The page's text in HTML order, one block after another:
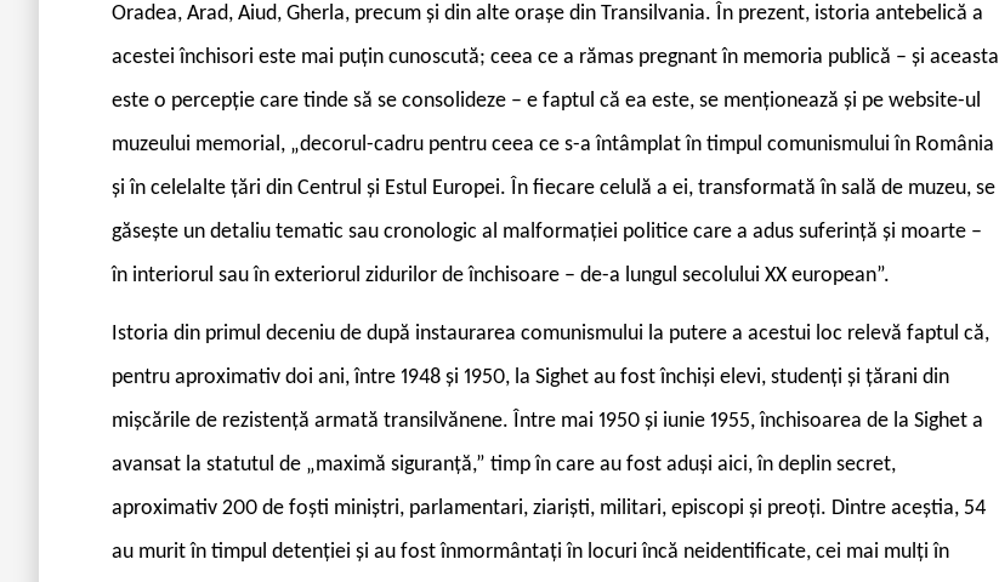
Oradea, Arad, Aiud, Gherla, precum și din alte orașe din Transilvania. În prezent, istoria antebelică a
acestei închisori este mai puțin cunoscută; ceea ce a rămas pregnant în memoria publică – și aceasta
este o percepție care tinde să se consolideze – e faptul că ea este, se menționează și pe website-ul
muzeului memorial, „decorul-cadru pentru ceea ce s-a întâmplat în timpul comunismului în România
și în celelalte țări din Centrul și Estul Europei. În fiecare celulă a ei, transformată în sală de muzeu, se
găsește un detaliu tematic sau cronologic al malformației politice care a adus suferință și moarte –
în interiorul sau în exteriorul zidurilor de închisoare – de-a lungul secolului XX european”.
Istoria din primul deceniu de după instaurarea comunismului la putere a acestui loc relevă faptul că,
pentru aproximativ doi ani, între 1948 și 1950, la Sighet au fost închiși elevi, studenți și țărani din
mișcările de rezistență armată transilvănene. Între mai 1950 și iunie 1955, închisoarea de la Sighet a
avansat la statutul de „maximă siguranță,” timp în care au fost aduși aici, în deplin secret,
aproximativ 200 de foști miniștri, parlamentari, ziariști, militari, episcopi și preoți. Dintre aceștia, 54
au murit în timpul detenției și au fost înmormântați în locuri încă neidentificate, cei mai mulți în